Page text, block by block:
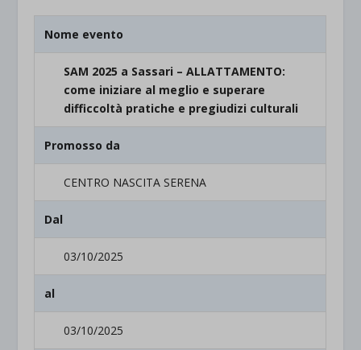
Nome evento
SAM 2025 a Sassari – ALLATTAMENTO:
come iniziare al meglio e superare
difficcoltà pratiche e pregiudizi culturali
Promosso da
CENTRO NASCITA SERENA
Dal
03/10/2025
al
03/10/2025